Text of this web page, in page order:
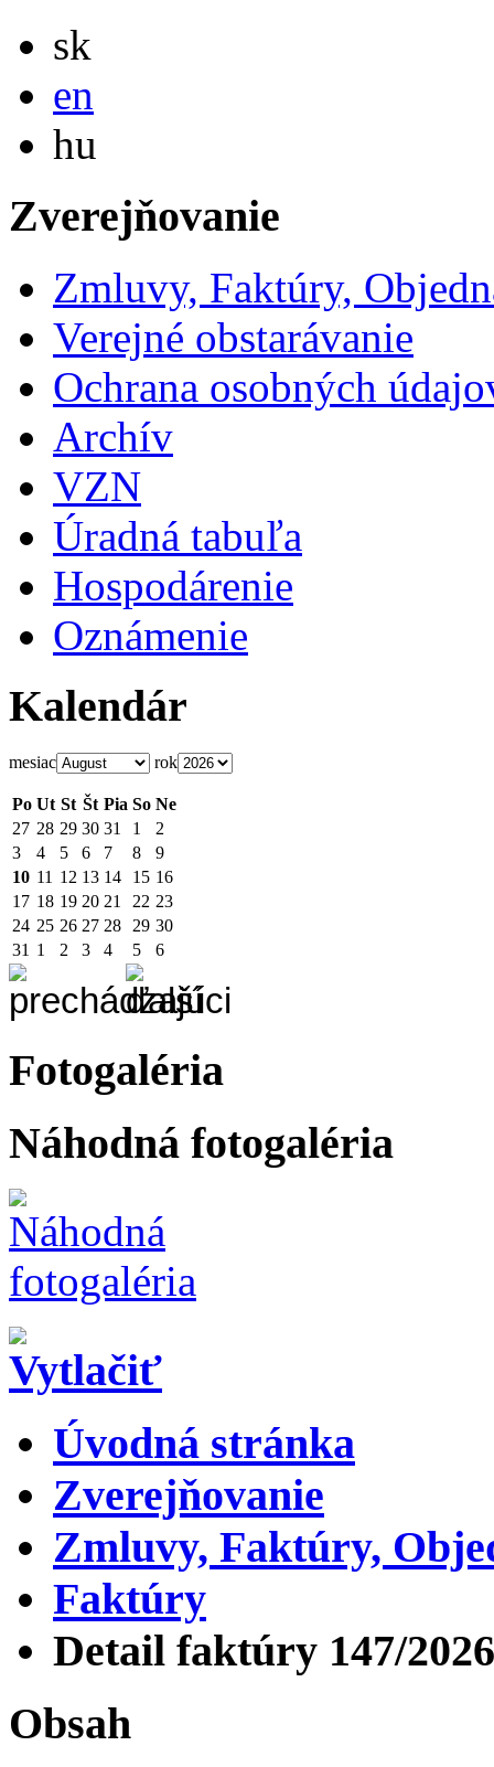
sk
en
hu
Zverejňovanie
Zmluvy, Faktúry,
Verejné obstarávanie
Ochrana osobných
Archív
VZN
Úradná tabuľa
Hospodárenie
Oznámenie
Kalendár
mesiac rok
Po Ut St Št Pia So Ne
27 28 29 30 31 1
2
3
4 5 6 7 8
9
10 11 12 13 14 15 16
17 18 19 20 21 22 23
24 25 26 27 28 29 30
31 1 2 3 4 5 6
Fotogaléria
Náhodná fotogaléria
Úvodná stránka
Zverejňovanie
Zmluvy, Faktúry,
Faktúry
Detail faktúry 147/2026
Obsah